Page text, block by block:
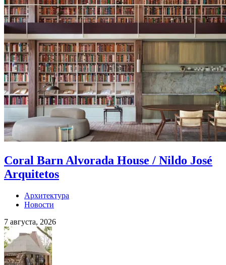
Coral Barn Alvorada House / Nildo José
Arquitetos
Архитектура
Новости
7 августа, 2026